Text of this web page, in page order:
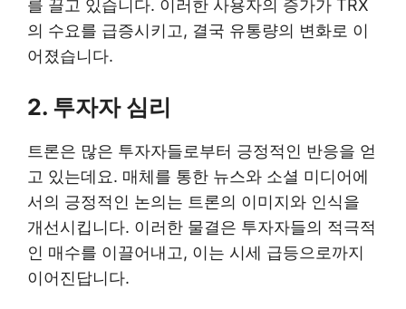
를 끌고 있습니다. 이러한 사용자의 증가가 TRX
의 수요를 급증시키고, 결국 유통량의 변화로 이
어졌습니다.
2. 투자자 심리
트론은 많은 투자자들로부터 긍정적인 반응을 얻
고 있는데요. 매체를 통한 뉴스와 소셜 미디어에
서의 긍정적인 논의는 트론의 이미지와 인식을
개선시킵니다. 이러한 물결은 투자자들의 적극적
인 매수를 이끌어내고, 이는 시세 급등으로까지
이어진답니다.